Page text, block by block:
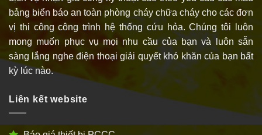
bảng biển báo an toàn phòng cháy chữa cháy cho các đơn
vị thi công công trình hệ thống cứu hỏa. Chúng tôi luôn
mong muốn phục vụ mọi nhu cầu của bạn và luôn sẵn
sàng lắng nghe điện thoại giải quyết khó khăn của bạn bất
kỳ lúc nào.
Liên kết website